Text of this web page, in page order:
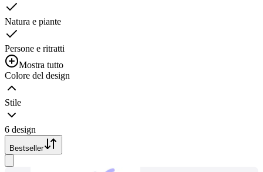
Natura e piante
Persone e ritratti
Mostra tutto
Colore del design
Stile
6 design
Bestseller